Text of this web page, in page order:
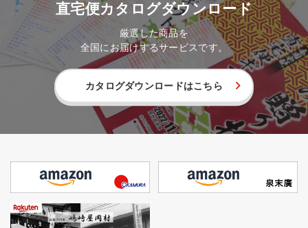
直宅便カタログダウンロード
厳選した商品を
全国にお届けするサービスです。
カタログダウンロードはこちら